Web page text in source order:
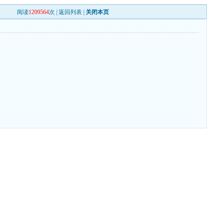
阅读1209564次 |返回列表 关闭本页